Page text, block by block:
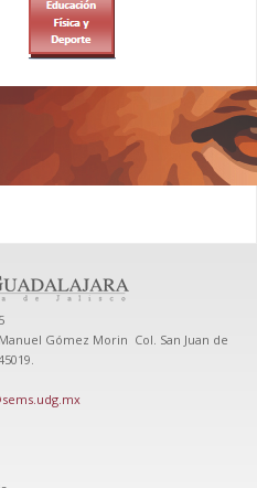
Gómez Morin Col. San Juan de